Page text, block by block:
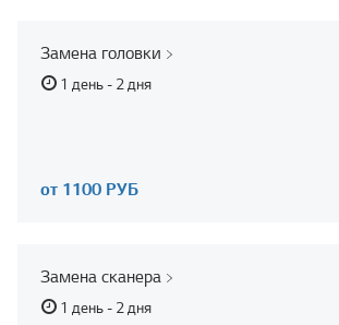
Замена головки
1 день - 2 дня
от 1100 РУБ
Замена сканера
1 день - 2 дня